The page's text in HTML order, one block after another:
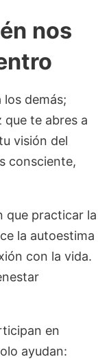
nos
demás;
que te abres a
visión del
consciente,
que practicar la
la autoestima
con la vida.
en
ayudan: